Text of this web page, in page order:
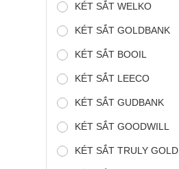
KÉT SẮT WELKO
KÉT SẮT GOLDBANK
KÉT SẮT BOOIL
KÉT SẮT LEECO
KÉT SẮT GUDBANK
KÉT SẮT GOODWILL
KÉT SẮT TRULY GOLD